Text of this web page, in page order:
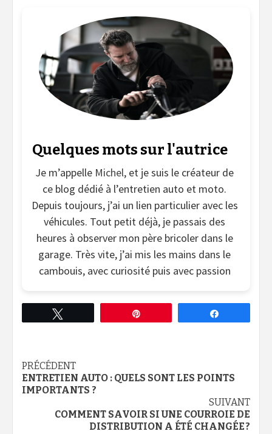
Quelques mots sur l'autrice
Je m’appelle Michel, et je suis le créateur de
ce blog dédié à l’entretien auto et moto.
Depuis toujours, j’ai un lien particulier avec les
véhicules. Tout petit déjà, je passais des
heures à observer mon père bricoler dans le
garage. Très vite, j’ai mis les mains dans le
cambouis, avec curiosité puis avec passion
Continue
Reading
PRÉCÉDENT
ENTRETIEN AUTO : QUELS SONT LES POINTS
IMPORTANTS ?
SUIVANT
COMMENT SAVOIR SI UNE COURROIE DE
DISTRIBUTION A ÉTÉ CHANGÉE ?